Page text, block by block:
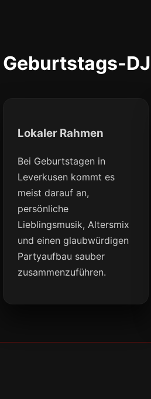
Geburtstags-
Lokaler Rahmen
Bei Geburtstagen in
Leverkusen kommt es
meist darauf an,
persönliche
Lieblingsmusik, Altersmix
und einen glaubwürdigen
Partyaufbau sauber
zusammenzuführen.